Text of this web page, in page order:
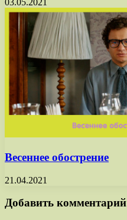
03.05.2021
Весеннее обострение
21.04.2021
Добавить комментарий